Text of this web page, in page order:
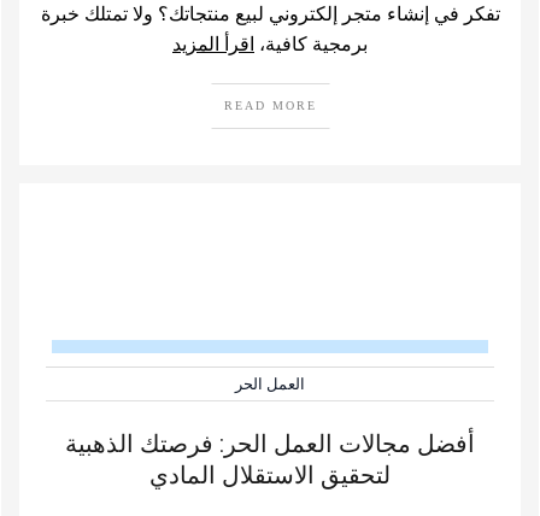
تفكر في إنشاء متجر إلكتروني لبيع منتجاتك؟ ولا تمتلك خبرة
برمجية كافية، اقرأ المزيد
READ MORE
العمل الحر
أفضل مجالات العمل الحر: فرصتك الذهبية
لتحقيق الاستقلال المادي